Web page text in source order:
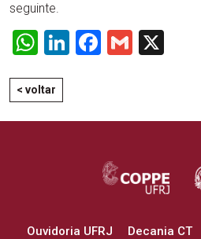
seguinte.
WhatsApp
LinkedIn
Facebook
Gmail
< voltar
Ouvidoria UFRJ Decania CT